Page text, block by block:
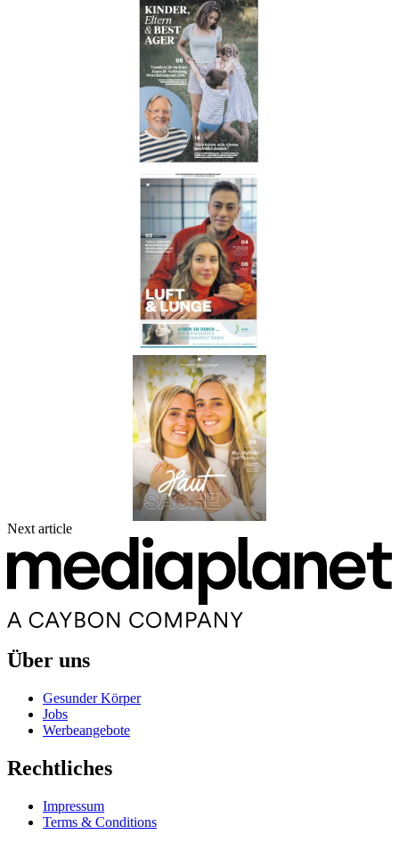
Next article
Über uns
Gesunder Körper
Jobs
Werbeangebote
Rechtliches
Impressum
Terms & Conditions